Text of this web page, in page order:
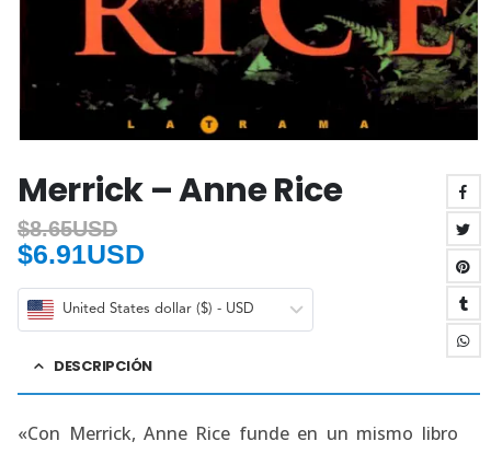
Merrick – Anne Rice
$8.65USD
$6.91USD
United States dollar ($) - USD
DESCRIPCIÓN
«Con Merrick, Anne Rice funde en un mismo libro